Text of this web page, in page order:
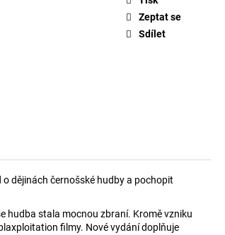
Zeptat se
Sdílet
dějinách černošské hudby a pochopit
hudba stala mocnou zbraní. Kromě vzniku
filmy. Nové vydání doplňuje